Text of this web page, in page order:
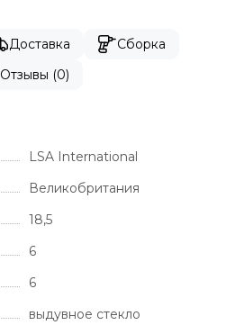
Доставка
Сборка
Отзывы (0)
LSA International
Великобритания
18,5
6
6
выдувное стекло